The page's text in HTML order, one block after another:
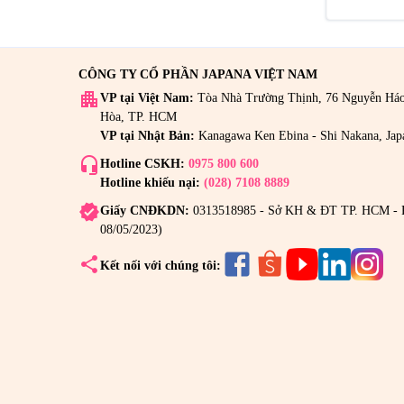
CÔNG TY CỔ PHẦN JAPANA VIỆT NAM
apartment VP tại Việt Nam: Tòa Nhà Trường Thịnh, 76 Nguyễn
Hòa, TP. HCM
VP tại Nhật Bản: Kanagawa Ken Ebina - Shi Nakana,
headset_mic Hotline CSKH: 0975 800 600
Hotline khiếu nại: (028) 7108 8889
verifiedGiấy CNĐKDN: 0313518985 - Sở KH & ĐT TP. HCM -
08/05/2023)
share Kết nối với chúng tôi: